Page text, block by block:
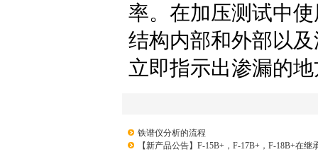
率。在加压测试中
结构内部和外部以
立即指示出渗漏的
铁谱仪分析的流程
【新产品公告】F-15B+，F-17B+，F-18B+在